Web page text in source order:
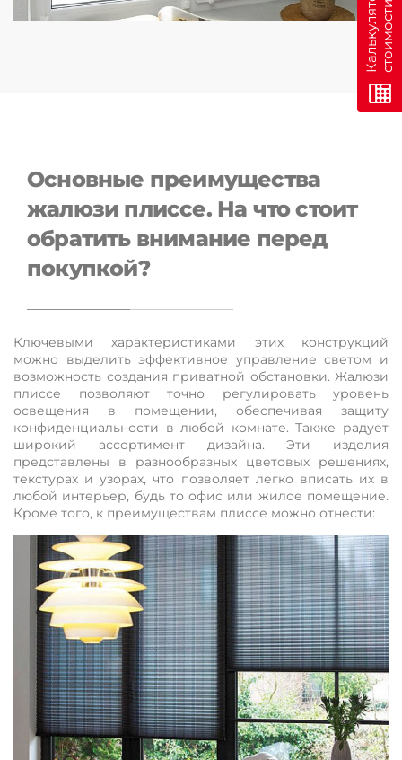
Основные преимущества
жалюзи плиссе. На что стоит
обратить внимание перед
покупкой?
Ключевыми характеристиками этих конструкций
можно выделить эффективное управление светом и
возможность создания приватной обстановки. Жалюзи
плиссе позволяют точно регулировать уровень
освещения в помещении, обеспечивая защиту
конфиденциальности в любой комнате. Также радует
широкий ассортимент дизайна. Эти изделия
представлены в разнообразных цветовых решениях,
текстурах и узорах, что позволяет легко вписать их в
любой интерьер, будь то офис или жилое помещение.
Кроме того, к преимуществам плиссе можно отнести:
К
а
л
ь
к
у
л
я
т
о
р
с
т
о
и
м
о
с
т
и
о
н
л
а
й